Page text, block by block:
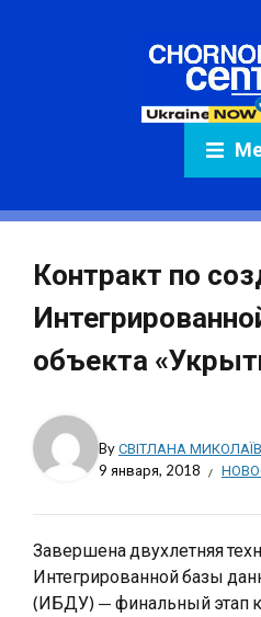
Контракт по
объекта
ByСВІТЛАНА
9 января, 2018
Завершена двухлетняя
Интегрированной базы
(ИБДУ) — финальный этап